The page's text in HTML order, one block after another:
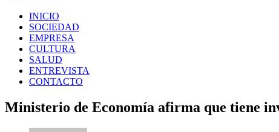
INICIO
SOCIEDAD
EMPRESA
CULTURA
SALUD
ENTREVISTA
CONTACTO
Ministerio de Economía afirma que tiene